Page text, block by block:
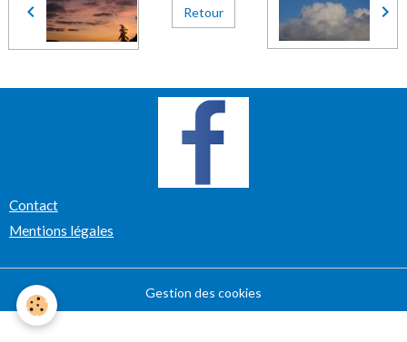
Retour
Contact
Mentions légales
Gestion des cookies